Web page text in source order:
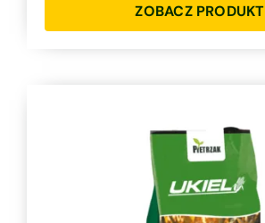
ZOBACZ PRODUKT